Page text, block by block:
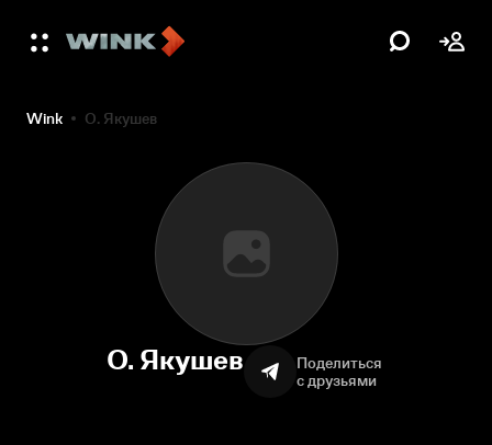
Wink О. Якушев
О. Якушев
Поделиться
с друзьями